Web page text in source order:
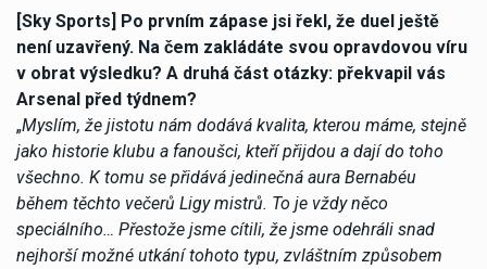
[Sky Sports] Po prvním zápase jsi řekl, že duel ještě
není uzavřený. Na čem zakládáte svou opravdovou víru
v obrat výsledku? A druhá část otázky: překvapil vás
Arsenal před týdnem?
„Myslím, že jistotu nám dodává kvalita, kterou máme, stejně
jako historie klubu a fanoušci, kteří přijdou a dají do toho
všechno. K tomu se přidává jedinečná aura Bernabéu
během těchto večerů Ligy mistrů. To je vždy něco
speciálního… Přestože jsme cítili, že jsme odehráli snad
nejhorší možné utkání tohoto typu, zvláštním způsobem